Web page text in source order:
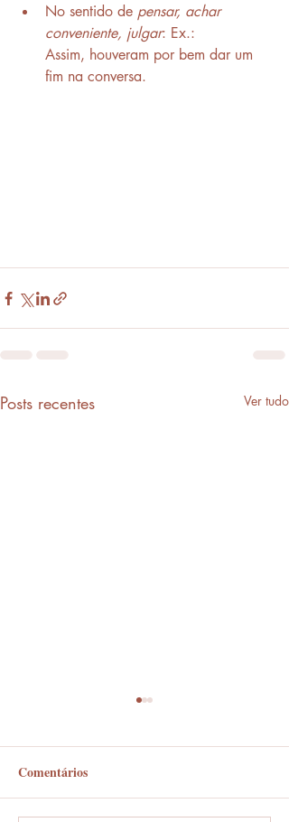
No sentido de pensar, achar
conveniente, julgar: Ex.:
Assim, houveram por bem dar um
fim na conversa.
Posts recentes Ver tudo
Comentários